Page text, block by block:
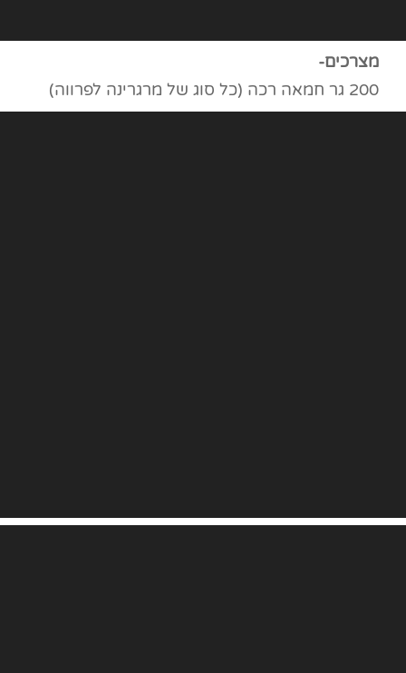
מצרכים-
200 גר חמאה רכה (כל סוג של מרגרינה לפרווה)